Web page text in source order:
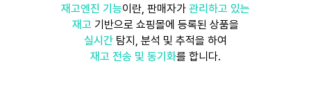
재고엔진 기능이란, 판매자가 관리하고 있는
재고 기반으로 쇼핑몰에 등록된 상품을
실시간 탐지, 분석 및 추적을 하여
재고 전송 및 동기화를 합니다.